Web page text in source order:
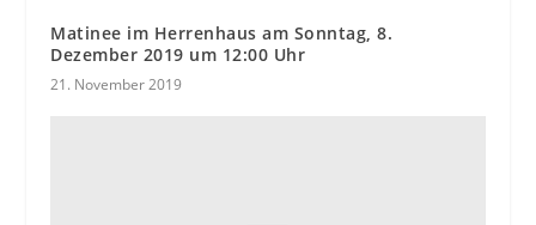
Matinee im Herrenhaus am Sonntag, 8.
Dezember 2019 um 12:00 Uhr
21. November 2019